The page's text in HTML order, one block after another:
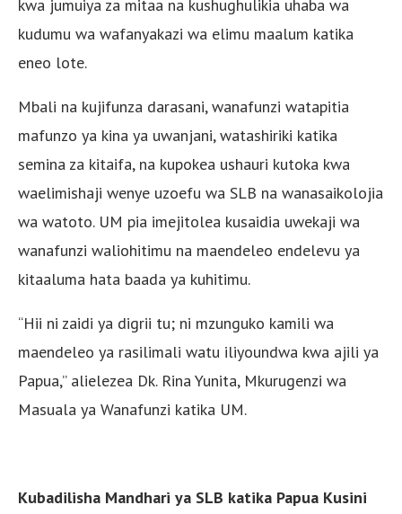
kwa jumuiya za mitaa na kushughulikia uhaba wa
kudumu wa wafanyakazi wa elimu maalum katika
eneo lote.
Mbali na kujifunza darasani, wanafunzi watapitia
mafunzo ya kina ya uwanjani, watashiriki katika
semina za kitaifa, na kupokea ushauri kutoka kwa
waelimishaji wenye uzoefu wa SLB na wanasaikolojia
wa watoto. UM pia imejitolea kusaidia uwekaji wa
wanafunzi waliohitimu na maendeleo endelevu ya
kitaaluma hata baada ya kuhitimu.
“Hii ni zaidi ya digrii tu; ni mzunguko kamili wa
maendeleo ya rasilimali watu iliyoundwa kwa ajili ya
Papua,” alielezea Dk. Rina Yunita, Mkurugenzi wa
Masuala ya Wanafunzi katika UM.
Kubadilisha Mandhari ya SLB katika Papua Kusini